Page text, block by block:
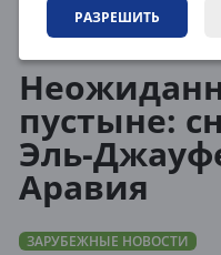
РАЗРЕШИТЬ
пустыне:
Эль-
Аравия
ЗАРУБЕЖНЫЕ НОВОСТИ